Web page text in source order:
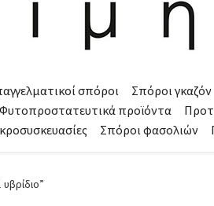
σπόροι Σπόροι γκαζόν
Φυτοπροστατευτικά προϊόντα
Σπόροι φασολιών